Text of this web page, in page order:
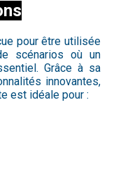
pour être utilisée
scénarios où un
Grâce à sa
innovantes,
est idéale pour :